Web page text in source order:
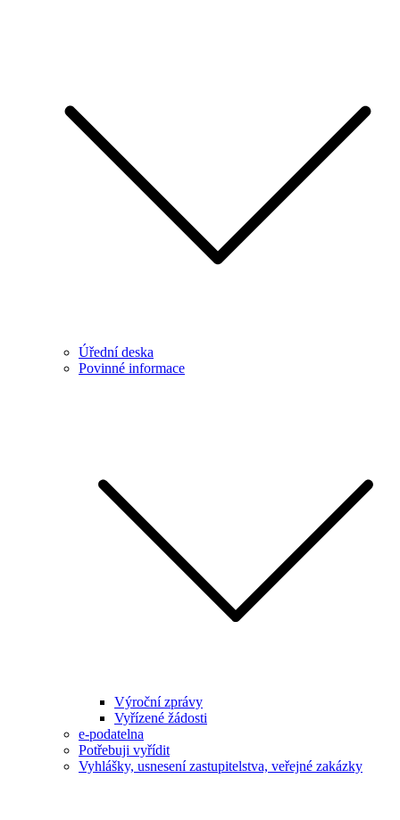
Úřední deska
Povinné informace
Výroční zprávy
Vyřízené žádosti
e-podatelna
Potřebuji vyřídit
Vyhlášky, usnesení zastupitelstva, veřejné zakázky